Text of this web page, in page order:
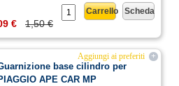
Scheda
Carrello
1,50 €
€
+
Aggiungi ai preferiti
base cilindro per
APE CAR MP